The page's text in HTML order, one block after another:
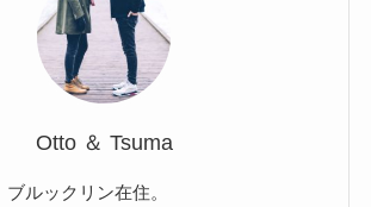
Otto ＆ Tsuma
ルックリン在住。